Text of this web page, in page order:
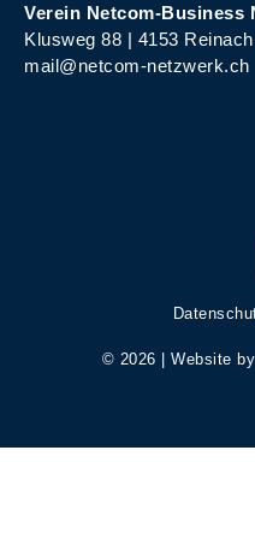
Verein Netcom-Business
Klusweg 88 | 4153
mail@netcom-netzwerk.ch
© 2026 | Website by